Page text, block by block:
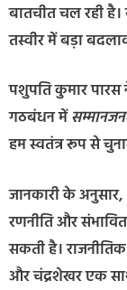
बातचीत चल रही
तस्वीर में बड़ा
पशुपति कुमार
गठबंधन में
हम स्वतंत्र रूप से
जानकारी के
रणनीति और
सकती है।
और चंद्रशेखर एक